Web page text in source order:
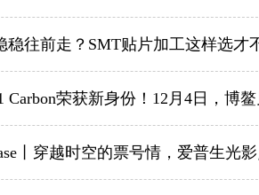
稳往前走？SMT贴片加工这样选才
Carbon荣获新身份！12月4日，博鳌
丨穿越时空的票号情，爱普生光